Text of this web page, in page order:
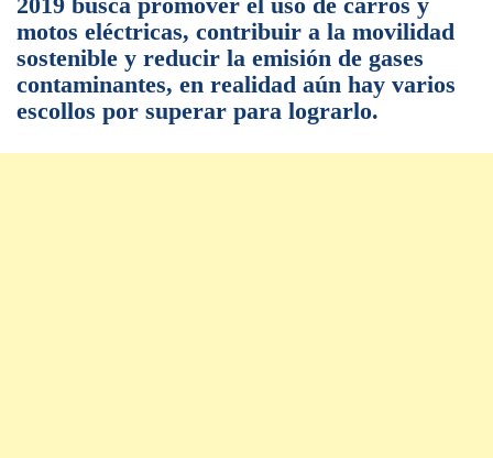
motos eléctricas, contribuir a la movilidad
sostenible y reducir la emisión de gases
contaminantes, en realidad aún hay varios
escollos por superar para lograrlo.